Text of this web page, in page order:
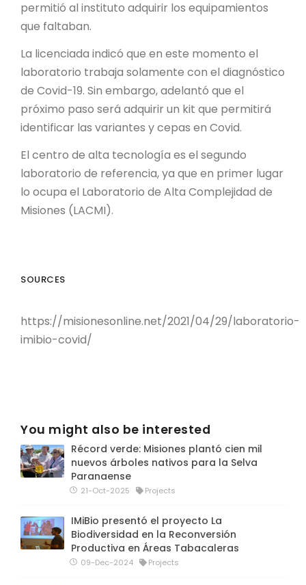
permitió al instituto adquirir los equipamientos
que faltaban.
La licenciada indicó que en este momento el
laboratorio trabaja solamente con el diagnóstico
de Covid-19. Sin embargo, adelantó que el
próximo paso será adquirir un kit que permitirá
identificar las variantes y cepas en Covid.
El centro de alta tecnología es el segundo
laboratorio de referencia, ya que en primer lugar
lo ocupa el Laboratorio de Alta Complejidad de
Misiones (LACMI).
SOURCES
https://misionesonline.net/2021/04/29/laboratorio-
imibio-covid/
You might also be interested
Récord verde: Misiones plantó cien mil
nuevos árboles nativos para la Selva
Paranaense
21-Oct-2025 Projects
IMiBio presentó el proyecto La
Biodiversidad en la Reconversión
Productiva en Áreas Tabacaleras
09-Dec-2024 Projects